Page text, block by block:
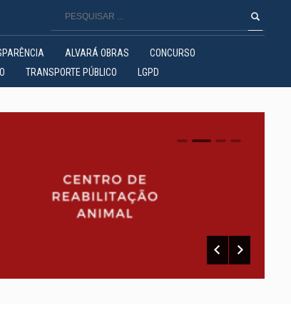
ALVARÁ OBRAS
CONCURSO
TRANSPORTE PÚBLICO LGPD
0 1 2